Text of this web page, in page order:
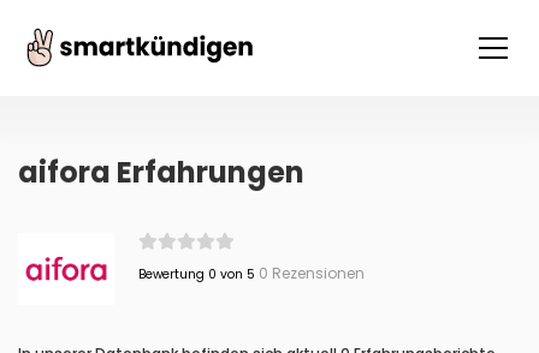
aifora Erfahrungen
Bewertung 0 von 5 0 Rezensionen